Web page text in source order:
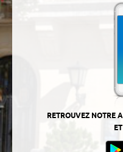
RETROUVEZ NOTRE